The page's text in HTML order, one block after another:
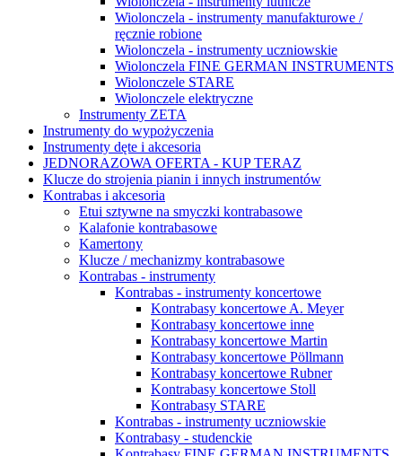
Wiolonczela - instrumenty manufakturowe /
ręcznie robione
Wiolonczela - instrumenty uczniowskie
Wiolonczela FINE GERMAN INSTRUMENTS
Wiolonczele STARE
Wiolonczele elektryczne
Instrumenty ZETA
Instrumenty do wypożyczenia
Instrumenty dęte i akcesoria
JEDNORAZOWA OFERTA - KUP TERAZ
Klucze do strojenia pianin i innych instrumentów
Kontrabas i akcesoria
Etui sztywne na smyczki kontrabasowe
Kalafonie kontrabasowe
Kamertony
Klucze / mechanizmy kontrabasowe
Kontrabas - instrumenty
Kontrabas - instrumenty koncertowe
Kontrabasy koncertowe A. Meyer
Kontrabasy koncertowe inne
Kontrabasy koncertowe Martin
Kontrabasy koncertowe Pöllmann
Kontrabasy koncertowe Rubner
Kontrabasy koncertowe Stoll
Kontrabasy STARE
Kontrabas - instrumenty uczniowskie
Kontrabasy - studenckie